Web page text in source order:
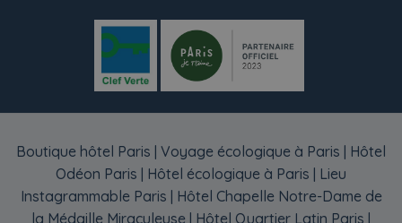
Boutique hôtel Paris | Voyage écologique à Paris | Hôtel
Odéon Paris | Hôtel écologique à Paris | Lieu
Instagrammable Paris | Hôtel Chapelle Notre-Dame de
la Médaille Miraculeuse | Hôtel Quartier Latin Paris |